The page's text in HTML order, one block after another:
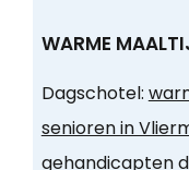
WARME
Dagschotel:
senioren in
gehandicapten